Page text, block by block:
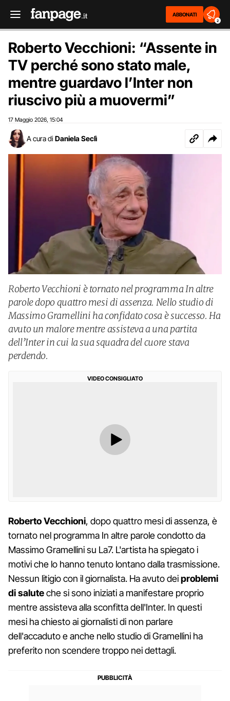
ABBONATI
2
Roberto Vecchioni: “Assente in
TV perché sono stato male,
mentre guardavo l’Inter non
riuscivo più a muovermi”
17 Maggio 2026 15:04
A cura di Daniela Seclì
Roberto Vecchioni è tornato nel programma In altre
parole dopo quattro mesi di assenza. Nello studio di
Massimo Gramellini ha confidato cosa è successo. Ha
avuto un malore mentre assisteva a una partita
dell’Inter in cui la sua squadra del cuore stava
perdendo.
VIDEO CONSIGLIATO
Roberto Vecchioni, dopo quattro mesi di assenza, è
tornato nel programma In altre parole condotto da
Massimo Gramellini su La7. L'artista ha spiegato i
motivi che lo hanno tenuto lontano dalla trasmissione.
Nessun litigio con il giornalista. Ha avuto deiproblemi
di saluteche si sono iniziati a manifestare proprio
mentre assisteva alla sconfitta dell'Inter. In questi
mesi ha chiesto ai giornalisti di non parlare
dell'accaduto e anche nello studio di Gramellini ha
preferito non scendere troppo nei dettagli.